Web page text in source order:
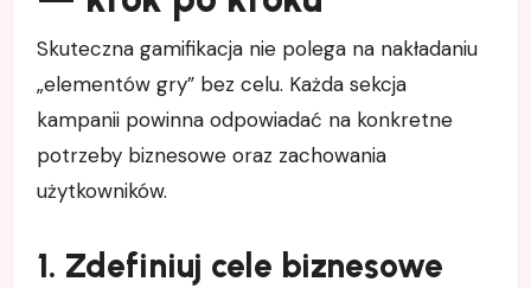
Skuteczna gamifikacja nie polega na nakładaniu
„elementów gry” bez celu. Każda sekcja
kampanii powinna odpowiadać na konkretne
potrzeby biznesowe oraz zachowania
użytkowników.
1. Zdefiniuj cele biznesowe